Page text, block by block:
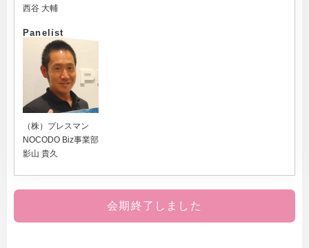
西谷 大輔
Panelist
（株）プレスマン
NOCODO Biz事業部
影山 貴久
会期終了しました